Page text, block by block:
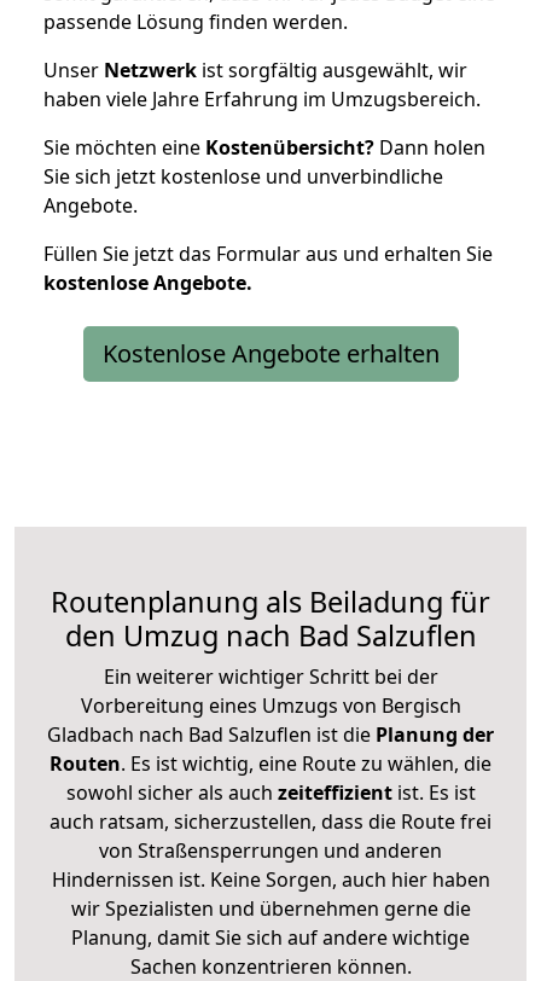
passende Lösung finden werden.
Unser Netzwerk ist sorgfältig ausgewählt, wir
haben viele Jahre Erfahrung im Umzugsbereich.
Sie möchten eine Kostenübersicht? Dann holen
Sie sich jetzt kostenlose und unverbindliche
Angebote.
Füllen Sie jetzt das Formular aus und erhalten Sie
kostenloseAngebote.
Kostenlose Angebote erhalten
Routenplanung als Beiladung für
den Umzug nach Bad Salzuflen
Ein weiterer wichtiger Schritt bei der
Vorbereitung eines Umzugs von Bergisch
Gladbach nach Bad Salzuflen ist die Planung der
Routen. Es ist wichtig, eine Route zu wählen, die
sowohl sicher als auch zeiteffizientist. Es ist
auch ratsam, sicherzustellen, dass die Route frei
von Straßensperrungen und anderen
Hindernissen ist. Keine Sorgen, auch hier haben
wir Spezialisten und übernehmen gerne die
Planung, damit Sie sich auf andere wichtige
Sachen konzentrieren können.